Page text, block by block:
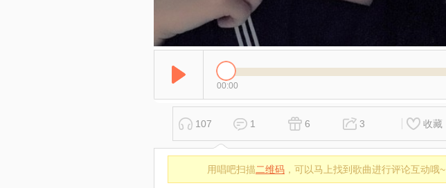
00:00
107 1 6 3 收藏
用唱吧扫描二维码 ，可以马上找到歌曲进行评论互动哦~